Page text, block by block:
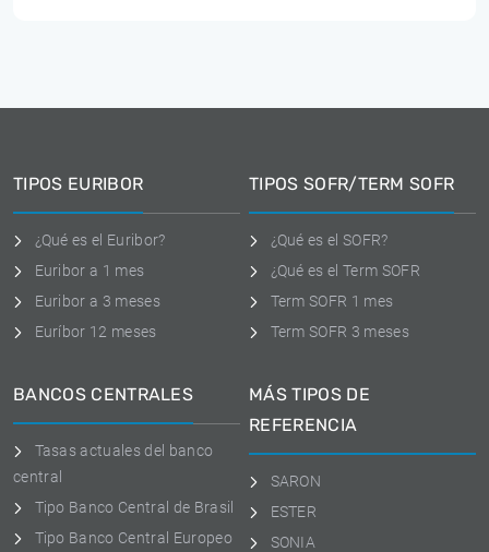
TIPOS EURIBOR
¿Qué es el Euribor?
Euribor a 1 mes
Euribor a 3 meses
Euríbor 12 meses
TIPOS SOFR/TERM SOFR
¿Qué es el SOFR?
¿Qué es el Term SOFR
Term SOFR 1 mes
Term SOFR 3 meses
BANCOS CENTRALES
Tasas actuales del banco
central
Tipo Banco Central de Brasil
Tipo Banco Central Europeo
MÁS TIPOS DE
REFERENCIA
SARON
ESTER
SONIA